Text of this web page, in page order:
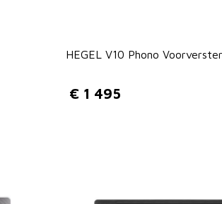
HEGEL V10 Phono
€ 1 495